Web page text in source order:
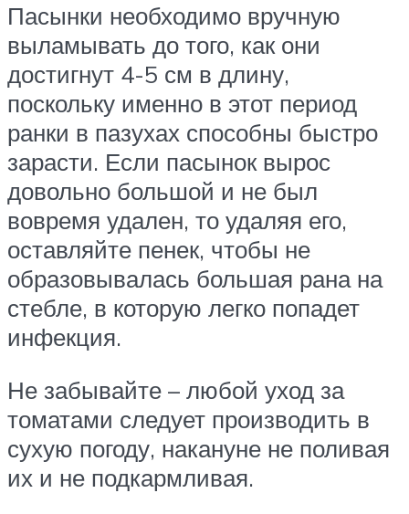
Пасынки необходимо вручную
выламывать до того, как они
достигнут 4-5 см в длину,
поскольку именно в этот период
ранки в пазухах способны быстро
зарасти. Если пасынок вырос
довольно большой и не был
вовремя удален, то удаляя его,
оставляйте пенек, чтобы не
образовывалась большая рана на
стебле, в которую легко попадет
инфекция.
Не забывайте – любой уход за
томатами следует производить в
сухую погоду, накануне не поливая
их и не подкармливая.